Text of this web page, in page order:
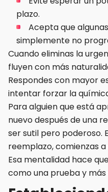
plazo.
Acepta que
simplemente no
Cuando eliminas la
fluyen con más
Respondes con mayor
intentar forzar la
Para alguien que está
nuevo después de una
ser sutil pero poderoso.
reemplazo, comienzas
Esa mentalidad hace
como una prueba y